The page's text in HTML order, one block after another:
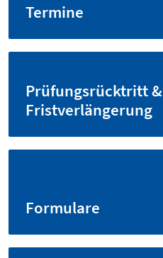
Termine
Prüfungsrücktritt &
Fristverlängerung
Formulare